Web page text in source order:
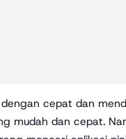
mudah dan cepat.